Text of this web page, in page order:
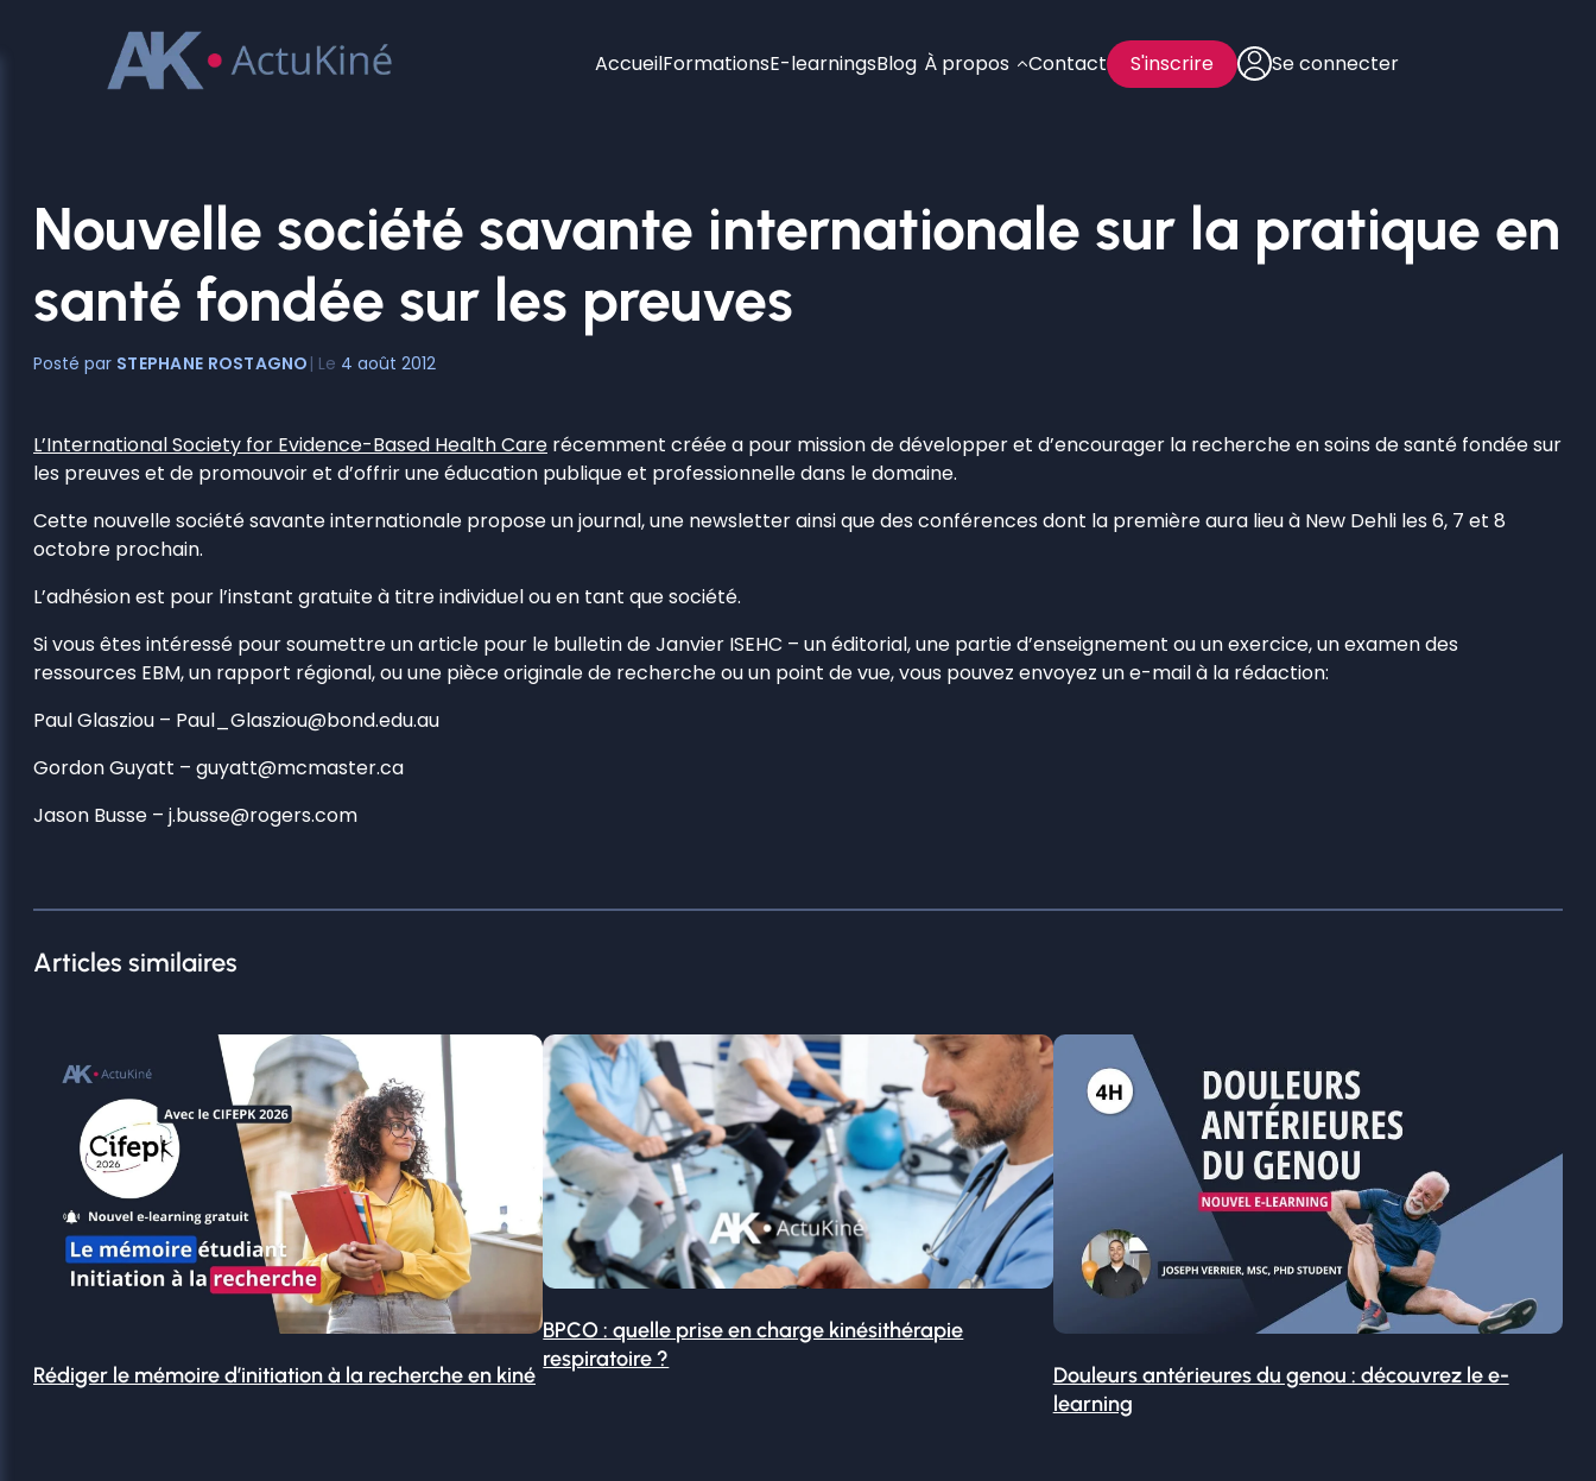
AccueilFormationsE-learningsBlog À propos Contact S'inscrire Se connecter
Nouvelle société savante internationale sur la pratique en
santé fondée sur les preuves
STEPHANE ROSTAGNO 4 août 2012
L’International Society for Evidence-Based Health Care récemment créée a pour mission de développer et d’encourager la recherche en soins de santé fondée sur
les preuves et de promouvoir et d’offrir une éducation publique et professionnelle dans le domaine.
Cette nouvelle société savante internationale propose un journal, une newsletter ainsi que des conférences dont la première aura lieu à New Dehli les 6, 7 et 8
octobre prochain.
L’adhésion est pour l’instant gratuite à titre individuel ou en tant que société.
Si vous êtes intéressé pour soumettre un article pour le bulletin de Janvier ISEHC – un éditorial, une partie d’enseignement ou un exercice, un examen des
ressources EBM, un rapport régional, ou une pièce originale de recherche ou un point de vue, vous pouvez envoyez un e-mail à la rédaction:
Paul Glasziou – Paul_Glasziou@bond.edu.au
Gordon Guyatt – guyatt@mcmaster.ca
Jason Busse – j.busse@rogers.com
Articles similaires
Rédiger le mémoire d’initiation à la recherche en kiné
BPCO : quelle prise en charge kinésithérapie
respiratoire ?
Douleurs antérieures du genou : découvrez le e-
learning